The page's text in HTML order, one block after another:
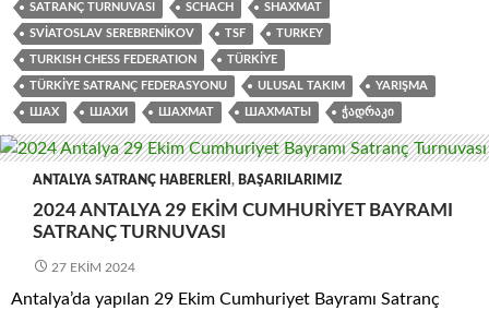
SATRANÇ TURNUVASI SCHACH SHAXMAT
SVIATOSLAV SEREBRENIKOV TSF TURKEY
TURKISH CHESS FEDERATION TÜRKIYE
TÜRKIYE SATRANÇ FEDERASYONU ULUSAL TAKIM YARIŞMA
ШАХ ШАХИ ШАХМАТ ШАХМАТЫ ᲭᲐᲓᲠᲐᲙᲘ
ANTALYA SATRANÇ HABERLERI , BAŞARILARIMIZ
2024 ANTALYA 29 EKIM CUMHURIYET BAYRAMI
SATRANÇ TURNUVASI
27 EKIM 2024
Antalya’da yapılan 29 Ekim Cumhuriyet Bayramı Satranç